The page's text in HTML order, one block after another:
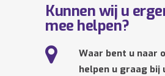
Kunnen wij u
mee helpen?
Waar bent u naar
helpen u graag bij